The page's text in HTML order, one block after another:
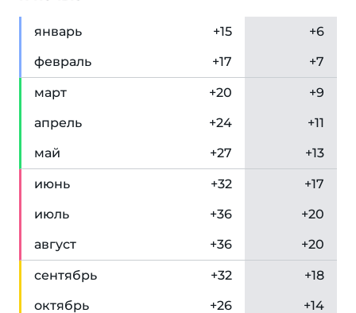
январь +15
+6
февраль +17 +7
март +20
+9
апрель +24
+11
май
+27 +13
июнь +32
+17
июль +36
+20
август +36 +20
сентябрь +32
+18
октябрь +26 +14